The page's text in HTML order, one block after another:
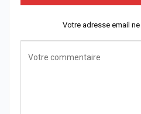
Votre adresse email